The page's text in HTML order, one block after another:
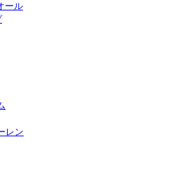
ール
レン